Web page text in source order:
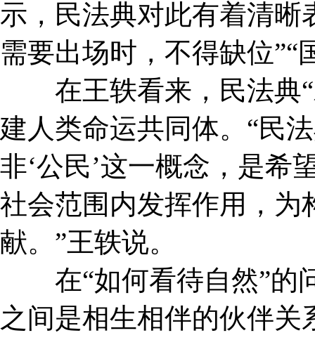
示，民法典对此有着清晰
需要出场时，不得缺位”“
在王轶看来，民法典“
建人类命运共同体。“民
非‘公民’这一概念，是希
社会范围内发挥作用，为
献。”王轶说。
在“如何看待自然”的
之间是相生相伴的伙伴